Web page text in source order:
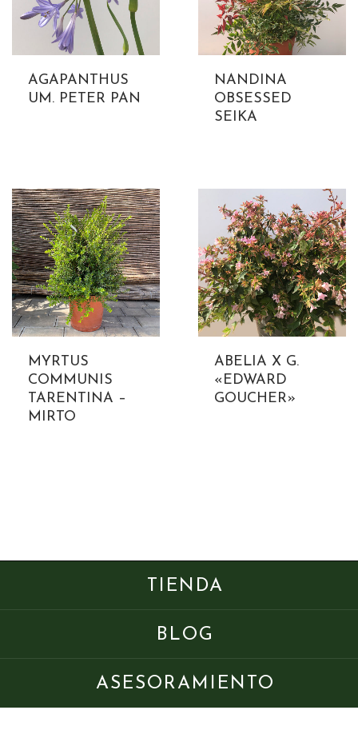
AGAPANTHUS
UM. PETER PAN
NANDINA
OBSESSED
SEIKA
MYRTUS
COMMUNIS
TARENTINA –
MIRTO
ABELIA X G.
«EDWARD
GOUCHER»
TIENDA
BLOG
ASESORAMIENTO